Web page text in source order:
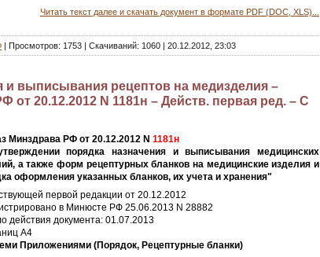
Читать текст далее и скачать документ в формате PDF (DOC, XLS)...
| Просмотров: 1753 | Скачиваний: 1060 | 20.12.2012, 23:03
и выписывания рецептов на медизделия –
от 20.12.2012 N 1181н – Действ. первая ред. – С
Минздрава РФ от 20.12.2012 N 1181н
порядка назначения и выписывания медицинских
а также форм рецептурных бланков на медицинские изделия и
оформления указанных бланков, их учета и хранения"
первой редакции от 20.12.2012
в Минюсте РФ 25.06.2013 N 28882
действия документа: 01.07.2013
А4
Приложениями (Порядок, Рецептурные бланки)